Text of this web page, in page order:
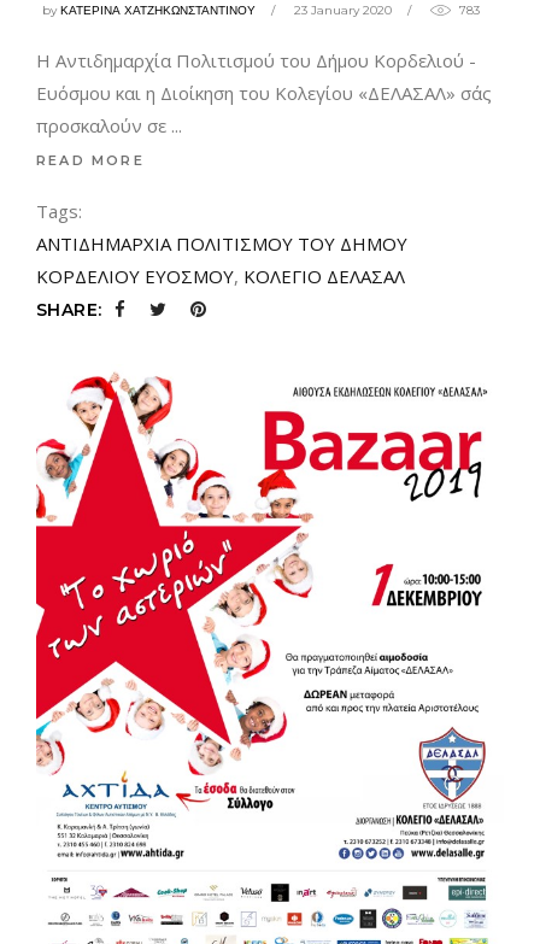
byΚΑΤΕΡΙΝΑ ΧΑΤΖΗΚΩΝΣΤΑΝΤΙΝΟΥ 23 January 2020 783
Η Αντιδημαρχία Πολιτισμού του Δήμου Κορδελιού -
Ευόσμου και η Διοίκηση του Κολεγίου «ΔΕΛΑΣΑΛ» σάς
προσκαλούν σε
READ MORE
Tags:
ΑΝΤΙΔΗΜΑΡΧΙΑ ΠΟΛΙΤΙΣΜΟΥ ΤΟΥ ΔΗΜΟΥ
ΚΟΡΔΕΛΙΟΥ ΕΥΟΣΜΟΥ, ΚΟΛΕΓΙΟ ΔΕΛΑΣΑΛ
SHARE: